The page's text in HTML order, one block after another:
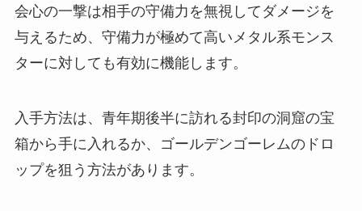
会心の一撃は相手の守備力を無視してダメージを
与えるため、守備力が極めて高いメタル系モンス
ターに対しても有効に機能します。
入手方法は、青年期後半に訪れる封印の洞窟の宝
箱から手に入れるか、ゴールデンゴーレムのドロ
ップを狙う方法があります。